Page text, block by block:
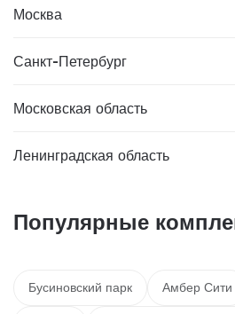
Москва
Санкт-Петербург
Московская область
Ленинградская область
Популярные
Бусиновский парк Амбер Сити